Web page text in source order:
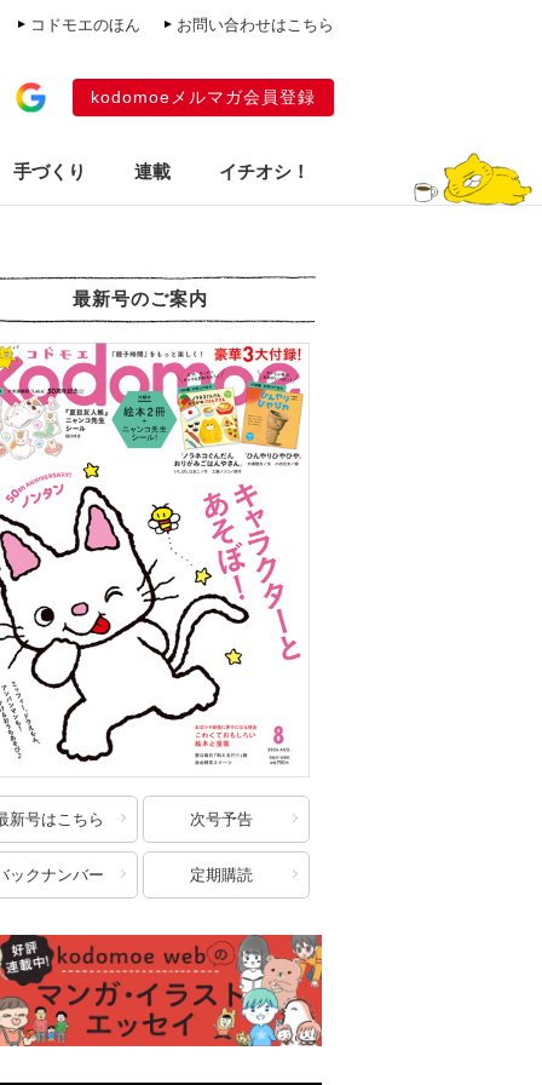
コドモエのほん お問い合わせはこちら
kodomoeメルマガ会員登録
手づくり 連載 イチオシ！
最新号のご案内
新号はこちら 次号予告
ックナンバー 定期購読